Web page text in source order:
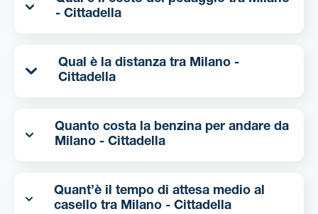
- Cittadella
Qual è la distanza tra Milano -
Cittadella
Quanto costa la benzina per andare da
Milano - Cittadella
Quant’è il tempo di attesa medio al
casello tra Milano - Cittadella